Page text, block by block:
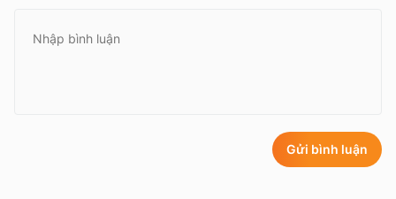
Gửi bình luận